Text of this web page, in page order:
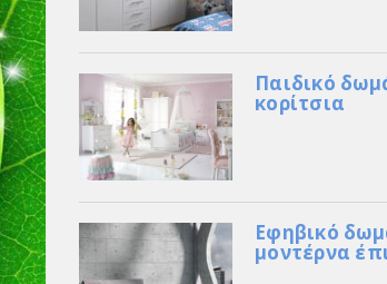
Παιδικό
κορίτσια
Εφηβικό
μοντέρνα